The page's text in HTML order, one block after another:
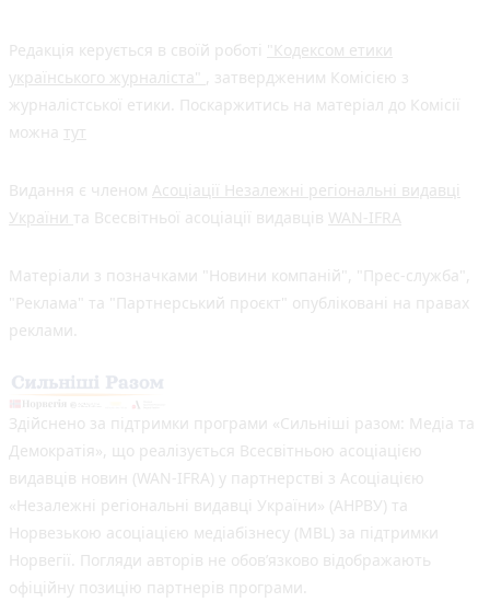
Редакція керується в своїй роботі "Кодексом етики
українського журналіста" , затвердженим Комісією з
журналістської етики. Поскаржитись на матеріал до Комісії
можна тут
Видання є членом Асоціації Незалежні регіональні видавці
України та Всесвітньої асоціації видавців WAN-IFRA
Матеріали з позначками "Новини компаній", "Прес-служба",
"Реклама" та "Партнерський проєкт" опубліковані на правах
реклами.
Здійснено за підтримки програми «Сильніші разом: Медіа та
Демократія», що реалізується Всесвітньою асоціацією
видавців новин (WAN-IFRA) у партнерстві з Асоціацією
«Незалежні регіональні видавці України» (АНРВУ) та
Норвезькою асоціацією медіабізнесу (MBL) за підтримки
Норвегії. Погляди авторів не обов’язково відображають
офіційну позицію партнерів програми.